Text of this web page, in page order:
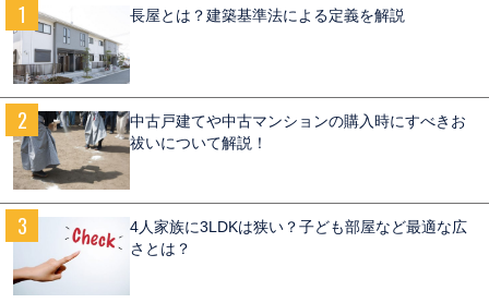
長屋とは？建築基準法による定義を解説
中古戸建てや中古マンションの購入時にすべきお
祓いについて解説！
4人家族に3LDKは狭い？子ども部屋など最適な広
さとは？